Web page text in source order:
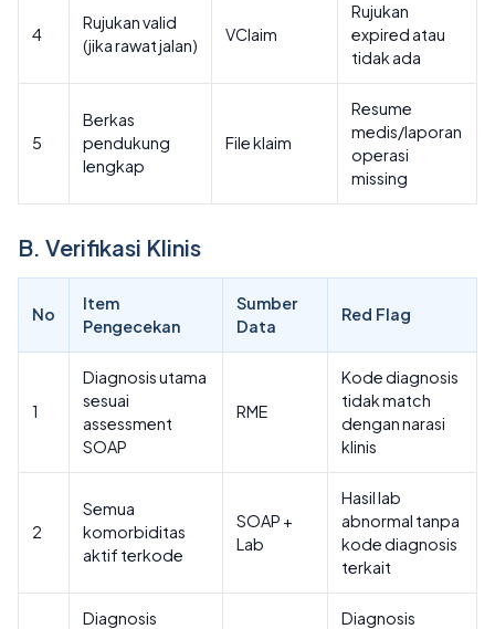
4
Rujukan valid
(jika rawat jalan)
VClaim
Rujukan
expired atau
tidak ada
5
Berkas
pendukung
lengkap
File klaim
Resume
medis/laporan
operasi
missing
B. Verifikasi Klinis
No
Item
Pengecekan
Sumber
Data
Red Flag
1
Diagnosis utama
sesuai
assessment
SOAP
RME
Kode diagnosis
tidak match
dengan narasi
klinis
2
Semua
komorbiditas
aktif terkode
SOAP +
Lab
Hasil lab
abnormal tanpa
kode diagnosis
terkait
Diagnosis
Diagnosis